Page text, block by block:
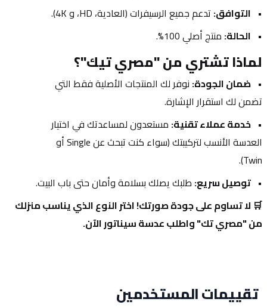
التوافق: تدعم جميع الرسيفرات (العادية، HD، و 4K).
الحالة: منتج أصلي 100%.
لماذا تشتري من "مصري تيك"؟
ضمان الجودة:
تضمن لك استقرار الإشارة.
خدمة عملاء تقنية:
Twin).
توصيل سريع: طلبك يصلك بسلامة وأمان حتى باب البيت.
من "مصري تك" واطلب عدسة سيناتور الآن.
تقييمات المستخدمين